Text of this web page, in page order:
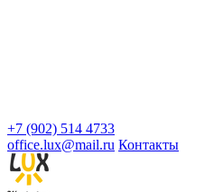
+7 (902) 514 4733
office.lux@mail.ru Контакты